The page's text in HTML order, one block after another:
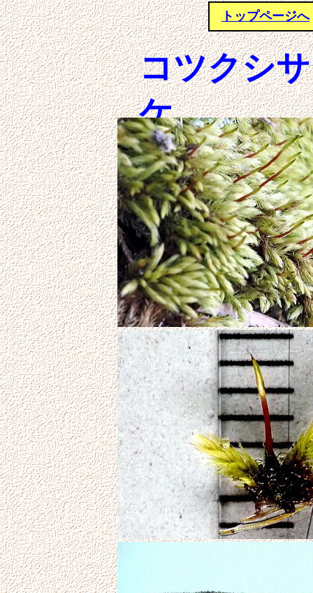
トップページへ
コツクシ
ケ